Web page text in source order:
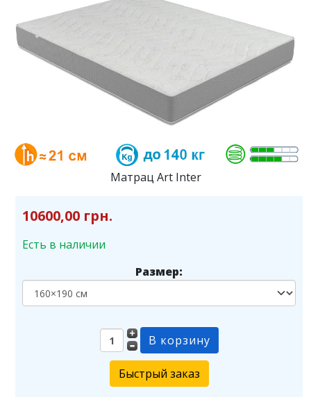
Матрац Art Inter
10600,00 грн.
Есть в наличии
Размер:
Быстрый заказ